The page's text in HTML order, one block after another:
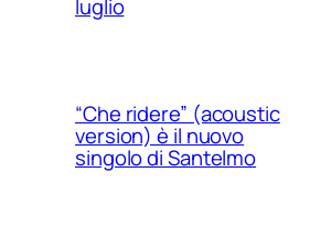
luglio
“Che ridere” (acoustic
version) è il nuovo
singolo di Santelmo